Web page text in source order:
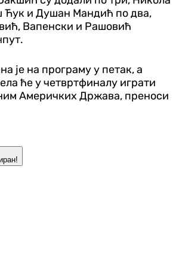
и Душан Мандић по два,
Вапенски и Рашовић
је на програму у петак, а
ће у четвртфиналу играти
Америчких Држава, преноси